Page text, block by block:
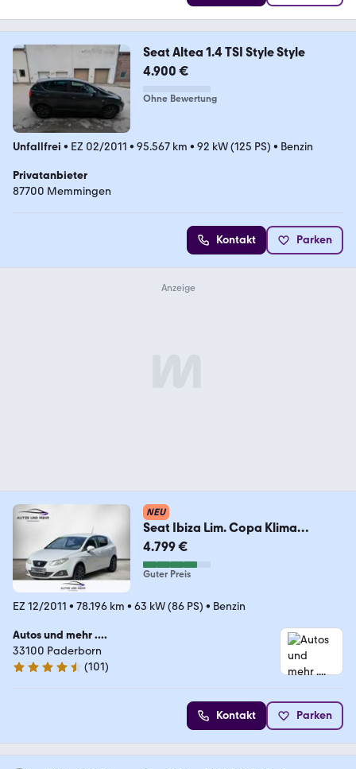
Seat Altea 1.4 TSI Style Style
4.900 €
Ohne Bewertung
Unfallfrei • EZ 02/2011 • 95.567 km • 92 kW (125 PS) • Benzin
Privatanbieter
87700 Memmingen
Kontakt Parken
NEU
Seat Ibiza Lim. Copa Klima
Einparkhilfe Sitzheizung
4.799 €
Guter Preis
EZ 12/2011 • 78.196 km • 63 kW (86 PS) • Benzin
Autos und mehr ....
33100 Paderborn
4.6 Sterne
(101)
Kontakt Parken